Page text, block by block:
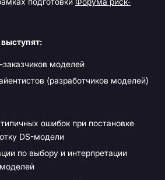
моделей
(разработчиков моделей)
ошибок при постановке
DS-модели
по выбору и интерпретации